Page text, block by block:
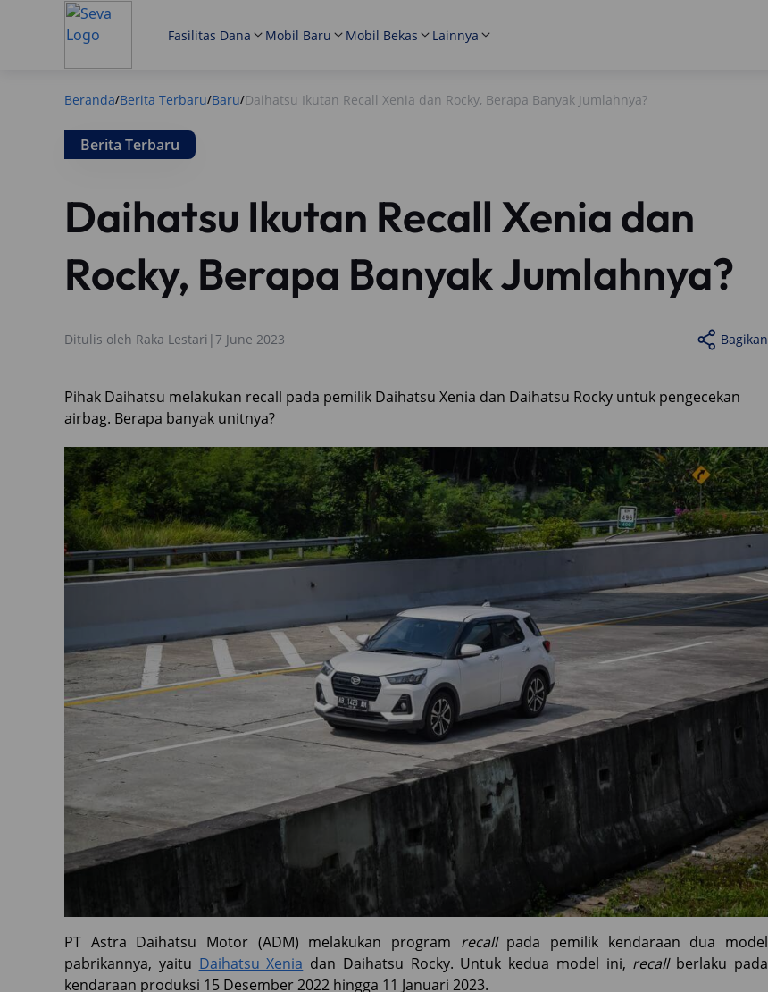
Fasilitas Dana Mobil Baru Mobil Bekas Lainnya
Beranda/Berita Terbaru/Baru/Daihatsu Ikutan Recall Xenia dan Rocky, Berapa Banyak Jumlahnya?
Berita Terbaru
Daihatsu Ikutan Recall Xenia dan
Rocky, Berapa Banyak Jumlahnya?
Ditulis oleh Raka Lestari |7 June 2023 Bagikan
Pihak Daihatsu melakukan recall pada pemilik Daihatsu Xenia dan Daihatsu Rocky untuk pengecekan
airbag. Berapa banyak unitnya?
PT Astra Daihatsu Motor (ADM) melakukan program recallpada pemilik kendaraan dua model
pabrikannya, yaitu Daihatsu Xenia dan Daihatsu Rocky. Untuk kedua model ini, recallberlaku pada
kendaraan produksi 15 Desember 2022 hingga 11 Januari 2023.